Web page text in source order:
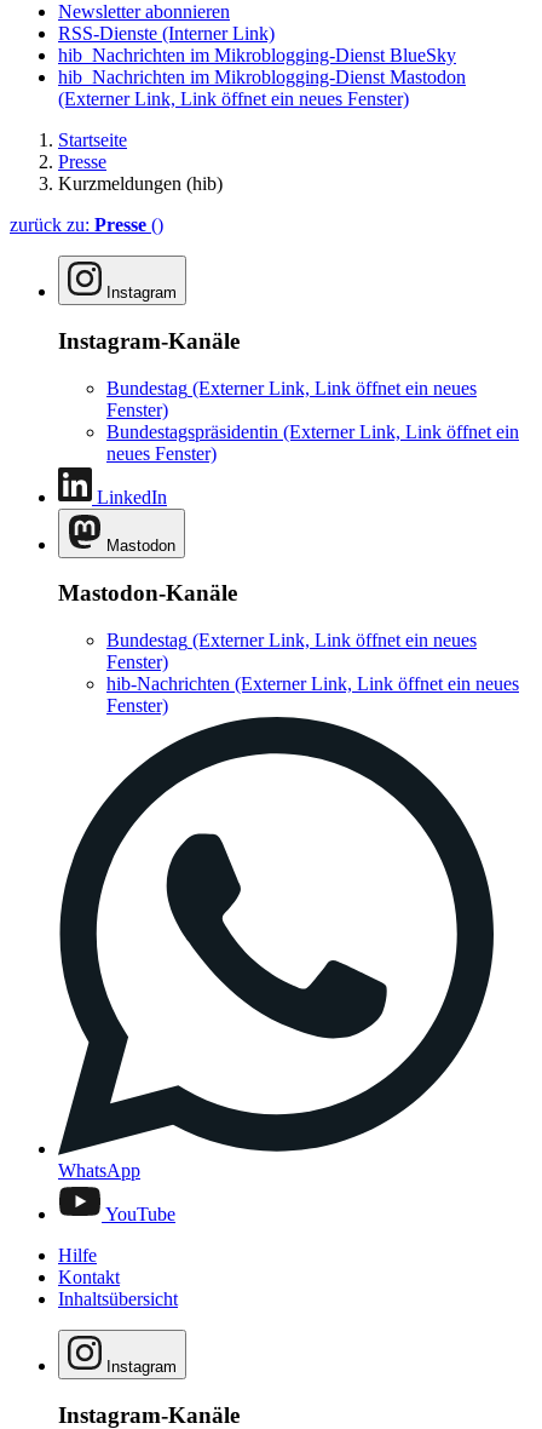
Newsletter abonnieren
RSS-Dienste (Interner Link)
hib_Nachrichten im Mikroblogging-Dienst BlueSky
hib_Nachrichten im Mikroblogging-Dienst Mastodon
(Externer Link, Link öffnet ein neues Fenster)
Startseite
Presse
Kurzmeldungen (hib)
zurück zu: Presse ()
Instagram
Instagram-Kanäle
Bundestag (Externer Link, Link öffnet ein neues
Fenster)
Bundestagspräsidentin (Externer Link, Link öffnet ein
neues Fenster)
LinkedIn
Mastodon
Mastodon-Kanäle
Bundestag (Externer Link, Link öffnet ein neues
Fenster)
hib-Nachrichten (Externer Link, Link öffnet ein neues
Fenster)
WhatsApp
YouTube
Hilfe
Kontakt
Inhaltsübersicht
Instagram
Instagram-Kanäle